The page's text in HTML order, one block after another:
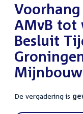
:
AMvB tot
Besluit
De vergadering is